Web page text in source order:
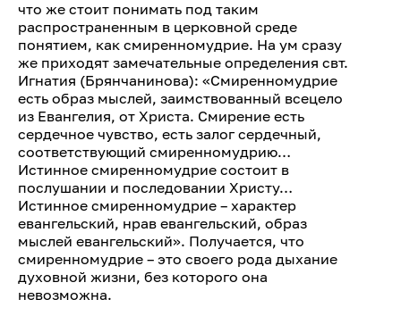
что же стоит понимать под таким
распространенным в церковной среде
понятием, как смиренномудрие. На ум сразу
же приходят замечательные определения свт.
Игнатия (Брянчанинова): «Смиренномудрие
есть образ мыслей, заимствованный всецело
из Евангелия, от Христа. Смирение есть
сердечное чувство, есть залог сердечный,
соответствующий смиренномудрию…
Истинное смиренномудрие состоит в
послушании и последовании Христу…
Истинное смиренномудрие – характер
евангельский, нрав евангельский, образ
мыслей евангельский». Получается, что
смиренномудрие – это своего рода дыхание
духовной жизни, без которого она
невозможна.